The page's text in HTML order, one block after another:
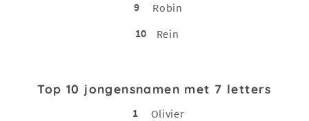
9
Robin
10
Rein
Top 10 jongensnamen met 7 letters
1
Olivier